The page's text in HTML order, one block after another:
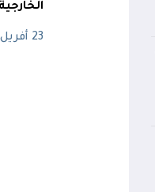
الخارجية
23 أفريل